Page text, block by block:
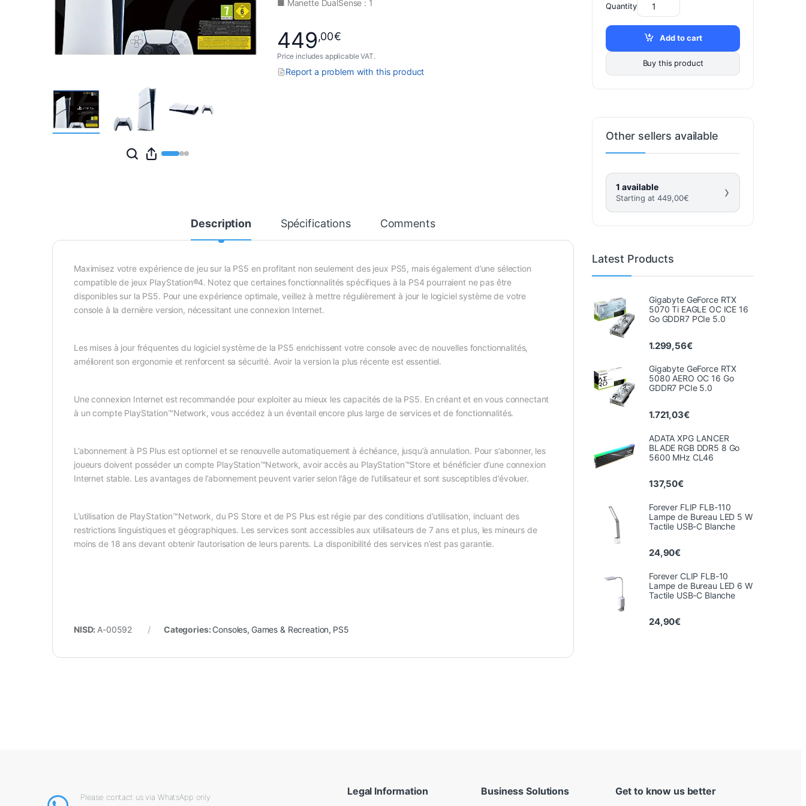
■ Manette DualSense : 1
449,00€
Price includes applicable VAT.
Report a problem with this product
Description Spécifications Comments
Maximisez votre expérience de jeu sur la PS5 en profitant non seulement des jeux PS5, mais également d’une sélection
compatible de jeux PlayStation®4. Notez que certaines fonctionnalités spécifiques à la PS4 pourraient ne pas être
disponibles sur la PS5. Pour une expérience optimale, veillez à mettre régulièrement à jour le logiciel système de votre
console à la dernière version, nécessitant une connexion Internet.
Les mises à jour fréquentes du logiciel système de la PS5 enrichissent votre console avec de nouvelles fonctionnalités,
améliorent son ergonomie et renforcent sa sécurité. Avoir la version la plus récente est essentiel.
Une connexion Internet est recommandée pour exploiter au mieux les capacités de la PS5. En créant et en vous connectant
à un compte PlayStation™Network, vous accédez à un éventail encore plus large de services et de fonctionnalités.
L’abonnement à PS Plus est optionnel et se renouvelle automatiquement à échéance, jusqu’à annulation. Pour s’abonner, les
joueurs doivent posséder un compte PlayStation™Network, avoir accès au PlayStation™Store et bénéficier d’une connexion
Internet stable. Les avantages de l’abonnement peuvent varier selon l’âge de l’utilisateur et sont susceptibles d’évoluer.
L’utilisation de PlayStation™Network, du PS Store et de PS Plus est régie par des conditions d’utilisation, incluant des
restrictions linguistiques et géographiques. Les services sont accessibles aux utilisateurs de 7 ans et plus, les mineurs de
moins de 18 ans devant obtenir l’autorisation de leurs parents. La disponibilité des services n’est pas garantie.
NISD: A-00592 Categories: Consoles, Games & Recreation, PS5
Quantity
Add to cart
Buy this product
Other sellers available
1 available
Starting at 449,00€ ›
Latest Products
Gigabyte GeForce RTX
5070 Ti EAGLE OC ICE 16
Go GDDR7 PCIe 5.0
1.299,56€
Gigabyte GeForce RTX
5080 AERO OC 16 Go
GDDR7 PCIe 5.0
1.721,03€
ADATA XPG LANCER
BLADE RGB DDR5 8 Go
5600 MHz CL46
137,50€
Forever FLIP FLB-110
Lampe de Bureau LED 5 W
Tactile USB-C Blanche
24,90€
Forever CLIP FLB-10
Lampe de Bureau LED 6 W
Tactile USB-C Blanche
24,90€
Please contact us via WhatsApp only Legal Information Business Solutions Get to know us better